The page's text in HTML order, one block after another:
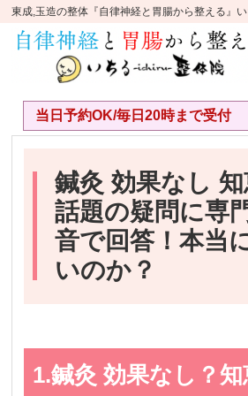
東成,玉造の整体『自律神経と胃腸から整える』
当日予約OK/毎日20時まで受付
鍼灸 効果なし
話題の疑問に専
音で回答！本当
いのか？
1.鍼灸 効果なし？